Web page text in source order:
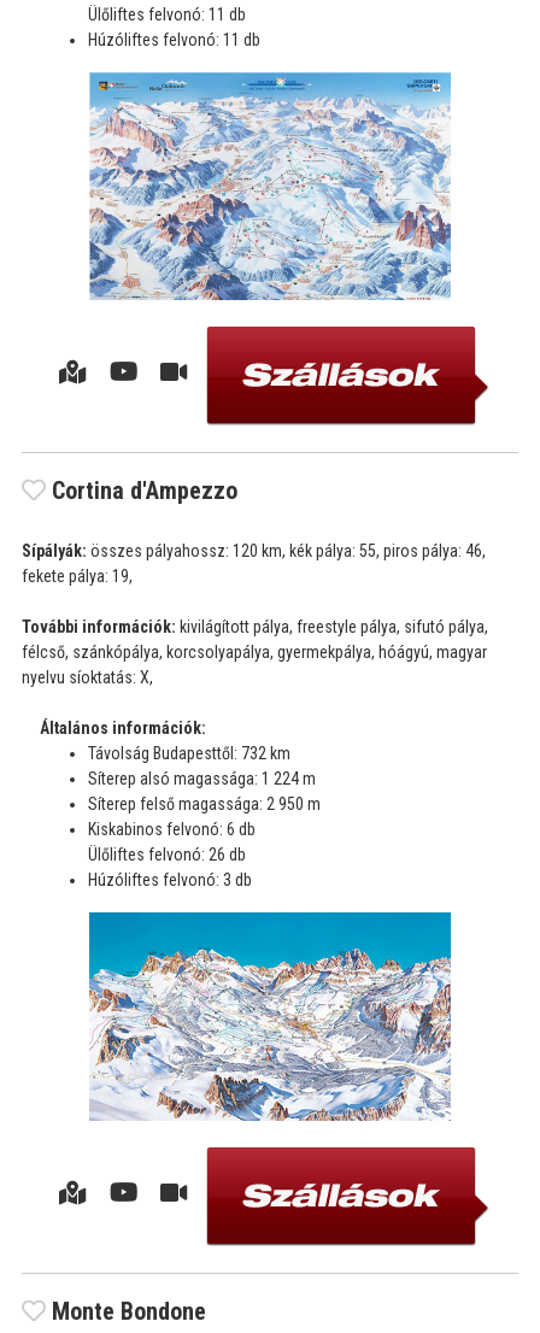
Ülőliftes felvonó: 11 db
Húzóliftes felvonó: 11 db
Cortina d'Ampezzo
Sípályák: összes pályahossz: 120 km, kék pálya: 55, piros pálya: 46,
fekete pálya: 19,
További információk: kivilágított pálya, freestyle pálya, sifutó pálya,
félcső, szánkópálya, korcsolyapálya, gyermekpálya, hóágyú, magyar
nyelvu síoktatás: X,
Általános információk:
Távolság Budapesttől: 732 km
Síterep alsó magassága: 1 224 m
Síterep felső magassága: 2 950 m
Kiskabinos felvonó: 6 db
Ülőliftes felvonó: 26 db
Húzóliftes felvonó: 3 db
Monte Bondone